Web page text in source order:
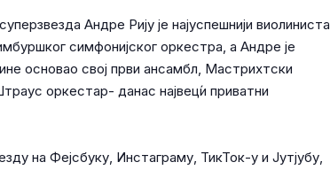
Андре Рију је најуспешнији виолиниста
симфонијског оркестра, а Андре је
основао свој први ансамбл, Мастрихтски
оркестар- данас највец́и приватни
на Фејсбуку, Инстаграму, ТикТок-у и Јутјубу,